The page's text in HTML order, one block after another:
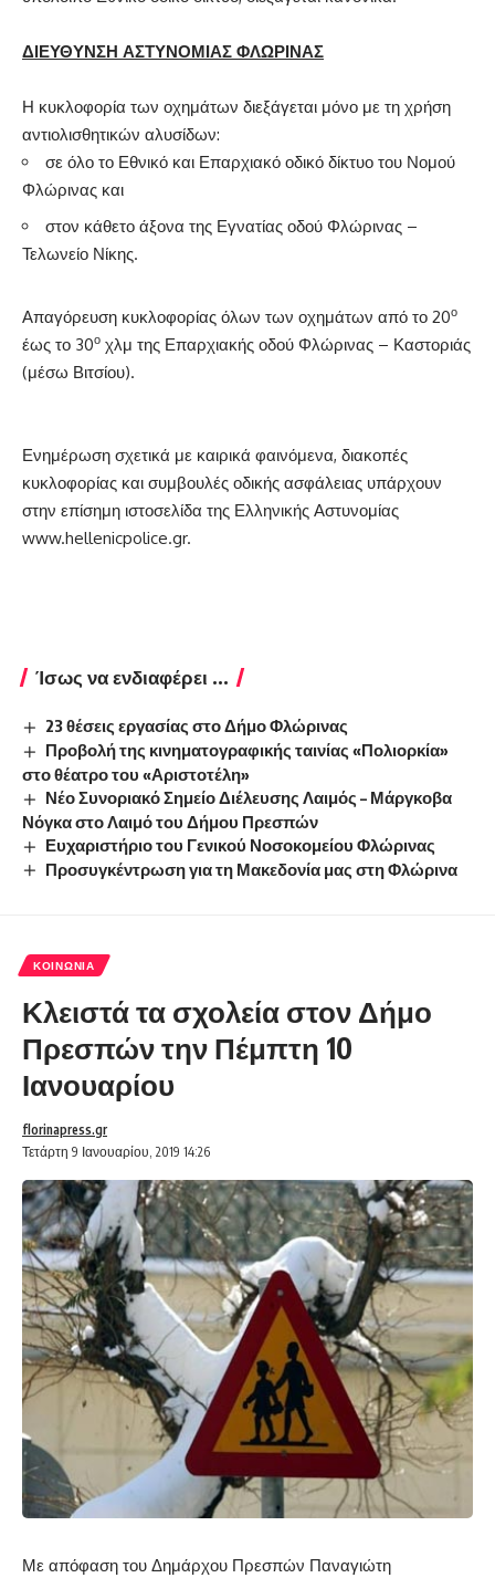
ΔΙΕΥΘΥΝΣΗ ΑΣΤΥΝΟΜΙΑΣ ΦΛΩΡΙΝΑΣ
Η κυκλοφορία των οχημάτων διεξάγεται μόνο με τη χρήση
αντιολισθητικών αλυσίδων:
σε όλο το Εθνικό και Επαρχιακό οδικό δίκτυο του Νομού
Φλώρινας και
στον κάθετο άξονα της Εγνατίας οδού Φλώρινας –
Τελωνείο Νίκης.
Απαγόρευση κυκλοφορίας όλων των οχημάτων από το 20ο
έως το 30ο χλμ της Επαρχιακής οδού Φλώρινας – Καστοριάς
(μέσω Βιτσίου).
Ενημέρωση σχετικά με καιρικά φαινόμενα, διακοπές
κυκλοφορίας και συμβουλές οδικής ασφάλειας υπάρχουν
στην επίσημη ιστοσελίδα της Ελληνικής Αστυνομίας
www.hellenicpolice.gr.
Ίσως να ενδιαφέρει ...
23 θέσεις εργασίας στο Δήμο Φλώρινας
Προβολή της κινηματογραφικής ταινίας «Πολιορκία»
στο θέατρο του «Αριστοτέλη»
Νέο Συνοριακό Σημείο Διέλευσης Λαιμός – Μάργκοβα
Νόγκα στο Λαιμό του Δήμου Πρεσπών
Ευχαριστήριο του Γενικού Νοσοκομείου Φλώρινας
Προσυγκέντρωση για τη Μακεδονία μας στη Φλώρινα
ΚΟΙΝΩΝΊΑ
Κλειστά τα σχολεία στον Δήμο
Πρεσπών την Πέμπτη 10
Ιανουαρίου
Τετάρτη 9 Ιανουαρίου, 2019 14:26
florinapress.gr
Με απόφαση του Δημάρχου Πρεσπών Παναγιώτη